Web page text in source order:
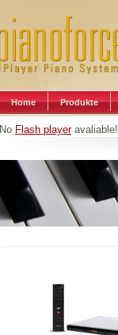
Home Produkte
No Flash playeravaliable!